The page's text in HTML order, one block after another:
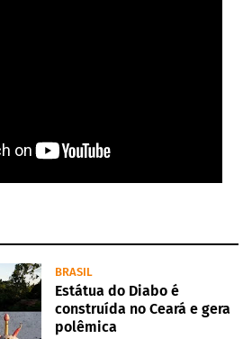
BRASIL
Estátua do Diabo é
construída no Ceará e gera
polêmica